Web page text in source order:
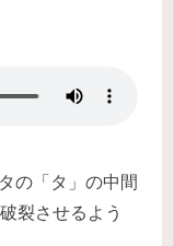
の「タ」の中間
裂させるよう